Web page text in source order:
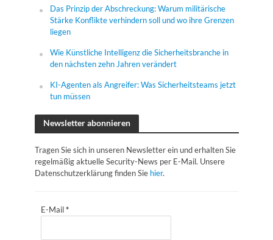
Das Prinzip der Abschreckung: Warum militärische
Stärke Konflikte verhindern soll und wo ihre Grenzen
liegen
Wie Künstliche Intelligenz die Sicherheitsbranche in
den nächsten zehn Jahren verändert
KI-Agenten als Angreifer: Was Sicherheitsteams jetzt
tun müssen
Newsletter abonnieren
Tragen Sie sich in unseren Newsletter ein und erhalten Sie
regelmäßig aktuelle Security-News per E-Mail. Unsere
Datenschutzerklärung finden Sie hier.
E-Mail*